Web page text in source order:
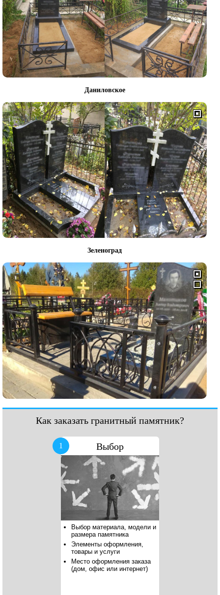
Даниловское
Зеленоград
Как заказать гранитный памятник?
1 Выбор
Выбор материала, модели и
размера памятника
Элементы оформления,
товары и услуги
Место оформления заказа
(дом, офис или интернет)